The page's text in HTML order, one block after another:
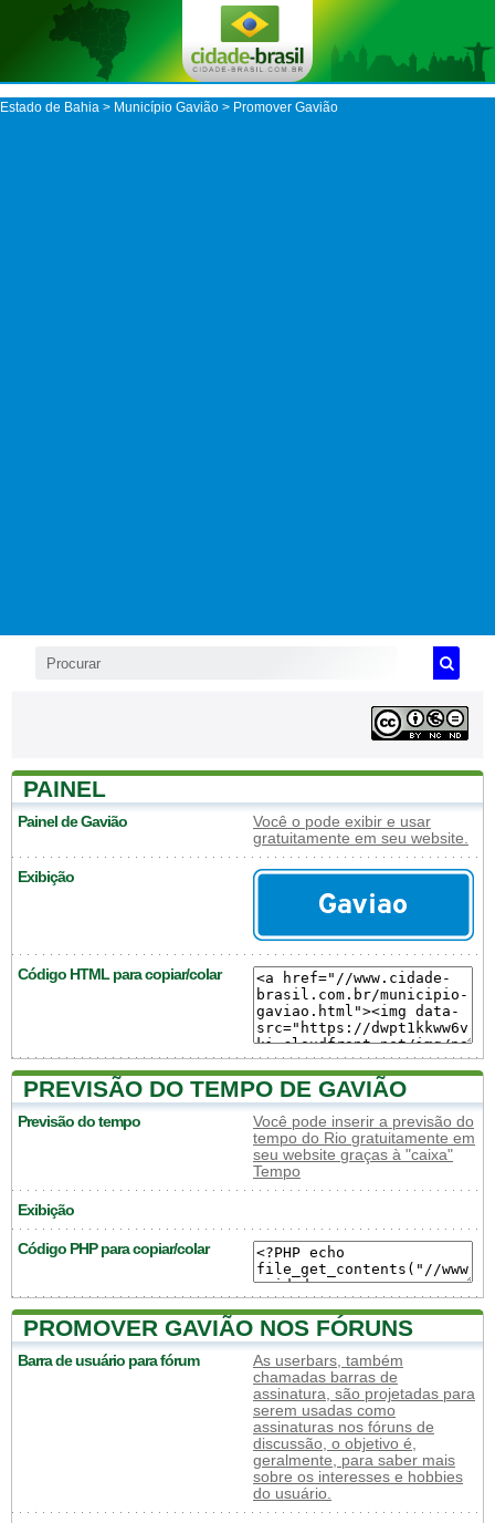
Estado de Bahia > Município Gavião > Promover Gavião
PAINEL
Painel de Gavião
Você o pode exibir e usar
gratuitamente em seu website.
Exibição
Código HTML para copiar/colar
PREVISÃO DO TEMPO DE GAVIÃO
Previsão do tempo
Você pode inserir a previsão do
tempo do Rio gratuitamente em
seu website graças à "caixa"
Tempo
Exibição
Código PHP para copiar/colar
PROMOVER GAVIÃO NOS FÓRUNS
Barra de usuário para fórum
As userbars, também
chamadas barras de
assinatura, são projetadas para
serem usadas como
assinaturas nos fóruns de
discussão, o objetivo é,
geralmente, para saber mais
sobre os interesses e hobbies
do usuário.